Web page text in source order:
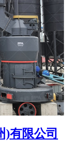
)有限公司